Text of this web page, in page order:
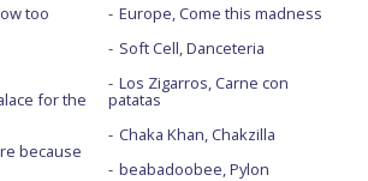
too
for the
because
Europe, Come this madness
Soft Cell, Danceteria
Los Zigarros, Carne con
patatas
Chaka Khan, Chakzilla
beabadoobee, Pylon